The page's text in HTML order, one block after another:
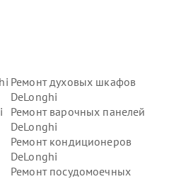
Ремонт духовых шкафов
DeLonghi
Ремонт варочных панелей
DeLonghi
Ремонт кондиционеров
DeLonghi
Ремонт посудомоечных